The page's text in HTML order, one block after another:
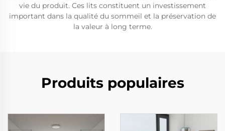
vie du produit. Ces lits constituent un investissement
important dans la qualité du sommeil et la préservation de
la valeur à long terme.
Produits populaires